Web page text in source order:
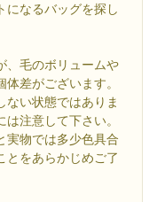
になるバッグを探し
、毛のボリュームや
差がございます。
い状態ではありま
注意して下さい。
実物では多少色具合
とをあらかじめご了